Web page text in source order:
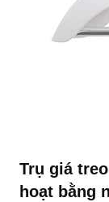
Trụ giá
hoạt bằng